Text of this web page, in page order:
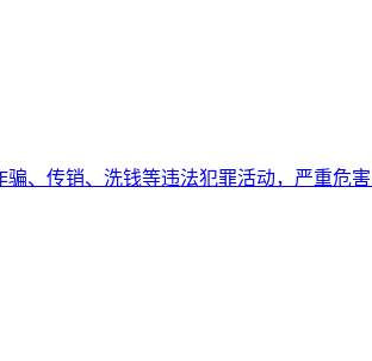
、传销、洗钱等违法犯罪活动，严重危